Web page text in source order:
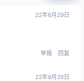
22年6月29日
举报 回复
22年9月26日